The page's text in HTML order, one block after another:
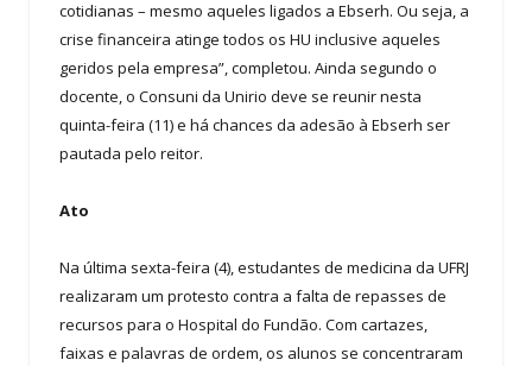
cotidianas – mesmo aqueles ligados a Ebserh. Ou seja, a
crise financeira atinge todos os HU inclusive aqueles
geridos pela empresa”, completou. Ainda segundo o
docente, o Consuni da Unirio deve se reunir nesta
quinta-feira (11) e há chances da adesão à Ebserh ser
pautada pelo reitor.
Ato
Na última sexta-feira (4), estudantes de medicina da UFRJ
realizaram um protesto contra a falta de repasses de
recursos para o Hospital do Fundão. Com cartazes,
faixas e palavras de ordem, os alunos se concentraram